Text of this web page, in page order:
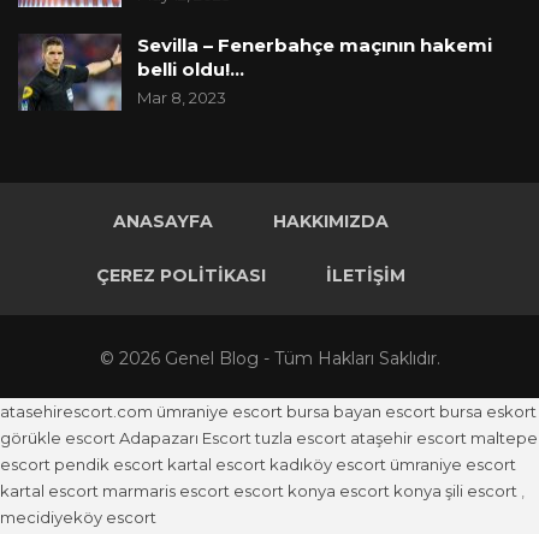
Sevilla – Fenerbahçe maçının hakemi
belli oldu!…
Mar 8, 2023
ANASAYFA HAKKIMIZDA
ÇEREZ POLITIKASI İLETIŞIM
© 2026 Genel Blog - Tüm Hakları Saklıdır.
atasehirescort.com ümraniye escort bursa bayan escort bursa eskort
görükle escortAdapazarı Escorttuzla escort ataşehir escort maltepe
escort pendik escort kartal escort kadıköy escort ümraniye escort
kartal escort marmaris escort escort konya escort konya şili escort ,
mecidiyeköy escort